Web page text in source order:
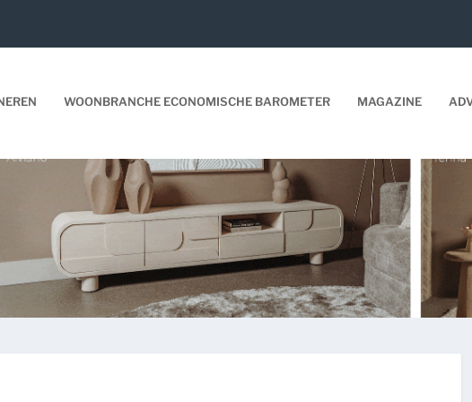
WOONBRANCHE ECONOMISCHE BAROMETER MAGAZINE